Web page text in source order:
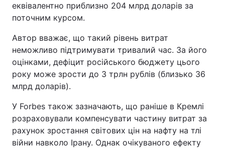
еквівалентно приблизно 204 млрд доларів за
поточним курсом.
Автор вважає, що такий рівень витрат
неможливо підтримувати тривалий час. За його
оцінками, дефіцит російського бюджету цього
року може зрости до 3 трлн рублів (близько 36
млрд доларів).
У Forbes також зазначають, що раніше в Кремлі
розраховували компенсувати частину витрат за
рахунок зростання світових цін на нафту на тлі
війни навколо Ірану. Однак очікуваного ефекту